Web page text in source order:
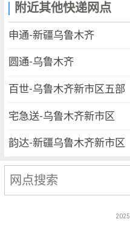
附近其他快递网点
申通-新疆乌鲁木齐
圆通-乌鲁木齐
百世-乌鲁木齐新市区五部
宅急送-乌鲁木齐新市区
韵达-新疆乌鲁木齐新市区
韵达-新疆乌鲁木齐新市区
韵达-新疆乌鲁木齐新市区
2025